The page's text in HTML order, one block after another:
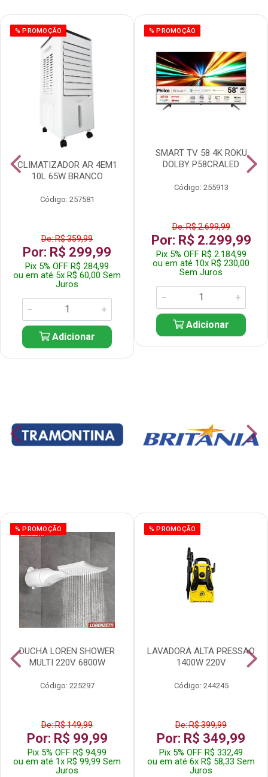
% PROMOÇÃO
CLIMATIZADOR AR 4EM1
10L 65W BRANCO
Código: 257581
De: R$ 359,99
Por: R$ 299,99
Pix 5% OFF R$ 284,99
ou em até 5x R$ 60,00 Sem
Juros
Adicionar
% PROMOÇÃO
SMART TV 58 4K ROKU
DOLBY P58CRALED
Código: 255913
De: R$ 2.699,99
Por: R$ 2.299,99
Pix 5% OFF R$ 2.184,99
ou em até 10x R$ 230,00
Sem Juros
Adicionar
% PROMOÇÃO
DUCHA LOREN SHOWER
MULTI 220V 6800W
Código: 225297
De: R$ 149,99
Por: R$ 99,99
Pix 5% OFF R$ 94,99
ou em até 1x R$ 99,99 Sem
Juros
% PROMOÇÃO
LAVADORA ALTA PRESSAO
1400W 220V
Código: 244245
De: R$ 399,99
Por: R$ 349,99
Pix 5% OFF R$ 332,49
ou em até 6x R$ 58,33 Sem
Juros